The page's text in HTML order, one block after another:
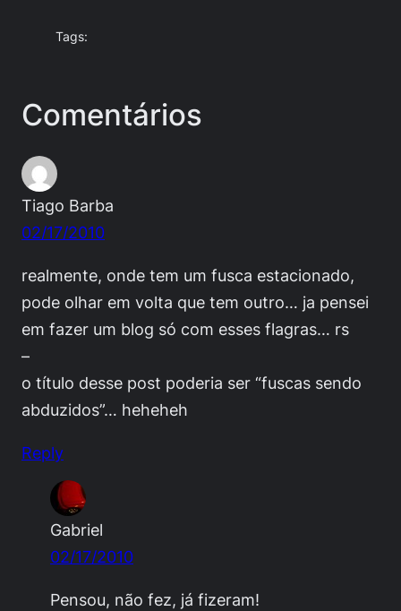
Tags:
Comentários
Tiago Barba
02/17/2010
realmente, onde tem um fusca estacionado,
pode olhar em volta que tem outro… ja pensei
em fazer um blog só com esses flagras… rs
–
o título desse post poderia ser “fuscas sendo
abduzidos”… heheheh
Reply
Gabriel
02/17/2010
Pensou, não fez, já fizeram!